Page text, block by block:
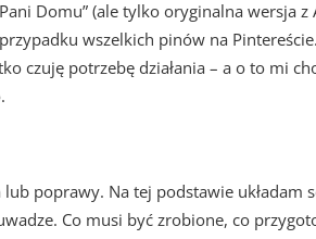
Domu” (ale tylko oryginalna wersja z
wszelkich pinów na
czuję potrzebę działania – a o to mi
poprawy. Na tej podstawie układam
Co musi być zrobione, co